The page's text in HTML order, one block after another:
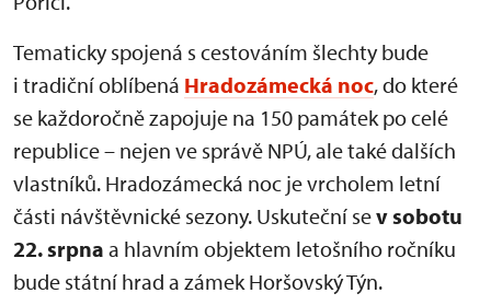
Tematicky spojená s cestováním šlechty bude
i tradiční oblíbená Hradozámecká noc, do které
se každoročně zapojuje na 150 památek po celé
republice – nejen ve správě NPÚ, ale také dalších
vlastníků. Hradozámecká noc je vrcholem letní
části návštěvnické sezony. Uskuteční sev sobotu
22. srpna a hlavním objektem letošního ročníku
bude státní hrad a zámek Horšovský Týn.